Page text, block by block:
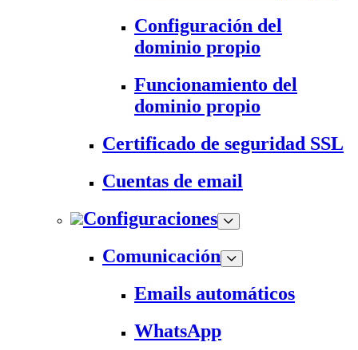
Configuración del
dominio propio
Funcionamiento del
dominio propio
Certificado de seguridad SSL
Cuentas de email
Configuraciones
Comunicación
Emails automáticos
WhatsApp